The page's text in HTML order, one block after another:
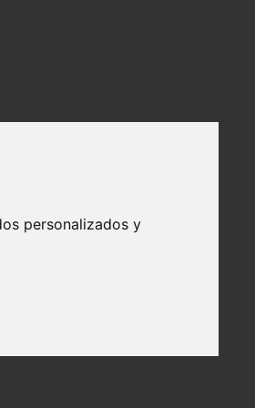
personalizados y